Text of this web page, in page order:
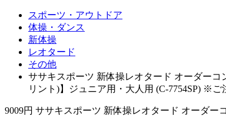
スポーツ・アウトドア
体操・ダンス
新体操
レオタード
その他
ササキスポーツ 新体操レオタード オーダー
リント)】ジュニア用・大人用 (C-7754SP) ※
9009円 ササキスポーツ 新体操レオタード オーダ